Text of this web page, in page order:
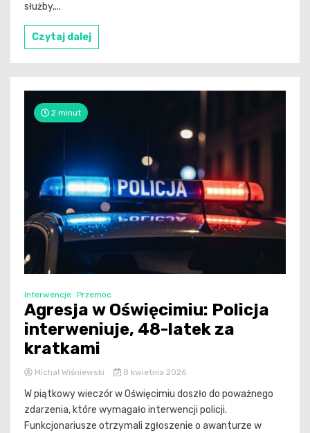
służby,...
Czytaj dalej
2 minut
Interwencje Przemoc
Agresja w Oświęcimiu: Policja
interweniuje, 48-latek za
kratkami
Michał Wiśniewski 8 kwietnia 2026
W piątkowy wieczór w Oświęcimiu doszło do poważnego
zdarzenia, które wymagało interwencji policji.
Funkcjonariusze otrzymali zgłoszenie o awanturze w